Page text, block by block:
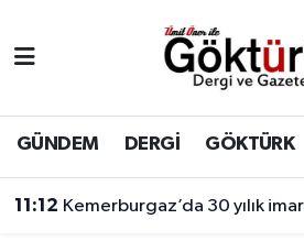
GÜNDEM DERGİ GÖKTÜRK
11:12 Kemerburgaz’da 30 yılık imar
BİLİM
DERGİ
Eyüpsultan Hava Durumu
Eyüpsultan Trafik Yoğunluk
Süper Lig Puan Durumu ve